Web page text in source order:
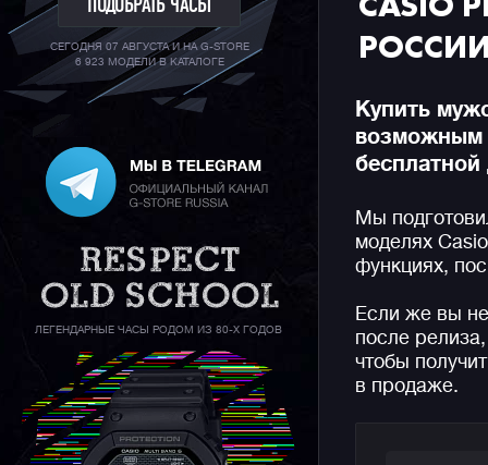
ПОДОБРАТЬ ЧАСЫ
СЕГОДНЯ 07 АВГУСТА И НА G-STORE
6 923 МОДЕЛИ В КАТАЛОГЕ
ЛЕГЕНДАРНЫЕ ЧАСЫ РОДОМ ИЗ 80-Х ГОДОВ
Купить
возможным
Мы
моделях
функциях,
Если же вы
после
чтобы
в продаже.